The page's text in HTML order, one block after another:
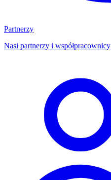
Partnerzy
Nasi partnerzy i współpracownicy